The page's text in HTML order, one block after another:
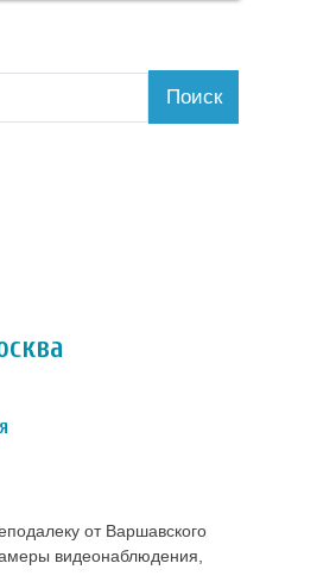
Поиск
от Варшавского
видеонаблюдения,